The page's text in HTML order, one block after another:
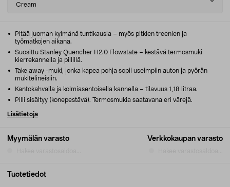
variant
Cream
Myymälän varasto Verkkokaupan varasto
Pitää juoman kylmänä tuntikausia – myös pitkien treenien ja
työmatkojen aikana.
Suosittu Stanley Quencher H2.0 Flowstate – kestävä termosmuki
kierrekannella ja pillillä.
Take away -muki, jonka kapea pohja sopii useimpiin auton ja pyörän
mukitelineisiin.
Kantokahvalla ja kolmiasentoisella kannella – tilavuus 1,18 litraa.
Pilli sisältyy (konepestävä). Termosmukia saatavana eri värejä.
Lisätietoja
Tuotetiedot